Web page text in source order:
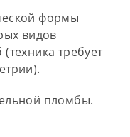
формы
видов
требует
пломбы.